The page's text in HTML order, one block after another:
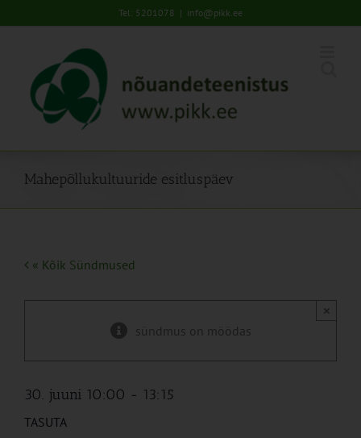
to
Tel: 5201078 | info@pikk.ee
Mahepõllukultuuride esitluspäev
« Kõik Sündmused
sündmus on möödas
×
30. juuni 10:00 - 13:15
TASUTA